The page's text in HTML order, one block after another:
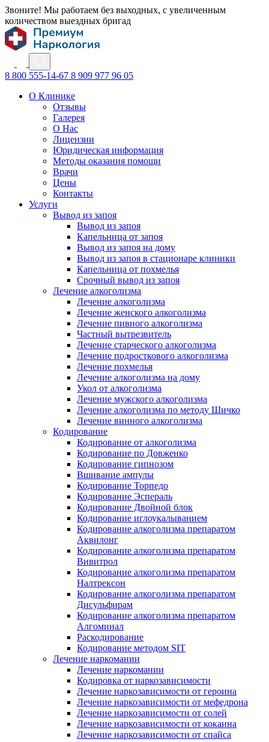
Звоните! Мы работаем без выходных, с увеличенным
количеством выездных бригад
8 800 555-14-67 8 909 977 96 05
О Клинике
Отзывы
Галерея
О Нас
Лицензии
Юридическая информация
Методы оказания помощи
Врачи
Цены
Контакты
Услуги
Вывод из запоя
Вывод из запоя
Капельница от запоя
Вывод из запоя на дому
Вывод из запоя в стационаре клиники
Капельница от похмелья
Срочный вывод из запоя
Лечение алкоголизма
Лечение алкоголизма
Лечение женского алкоголизма
Лечение пивного алкоголизма
Частный вытрезвитель
Лечение старческого алкоголизма
Лечение подросткового алкоголизма
Лечение похмелья
Лечение алкоголизма на дому
Укол от алкоголизма
Лечение мужского алкоголизма
Лечение алкоголизма по методу Шичко
Лечение винного алкоголизма
Кодирование
Кодирование от алкоголизма
Кодирование по Довженко
Кодирование гипнозом
Вшивание ампулы
Кодирование Торпедо
Кодирование Эспераль
Кодирование Двойной блок
Кодирование иглоукалыванием
Кодирование алкоголизма препаратом
Аквилонг
Кодирование алкоголизма препаратом
Вивитрол
Кодирование алкоголизма препаратом
Налтрексон
Кодирование алкоголизма препаратом
Дисульфирам
Кодирование алкоголизма препаратом
Алгоминал
Раскодирование
Кодирование методом SIT
Лечение наркомании
Лечение наркомании
Кодировка от наркозависимости
Лечение наркозависимости от героина
Лечение наркозависимости от мефедрона
Лечение наркозависимости от солей
Лечение наркозависимости от кокаина
Лечение наркозависимости от спайса